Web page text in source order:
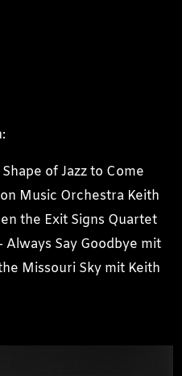
of Jazz to Come
Music Orchestra Keith
the Exit Signs Quartet
Say Goodbye mit
Missouri Sky mit Keith